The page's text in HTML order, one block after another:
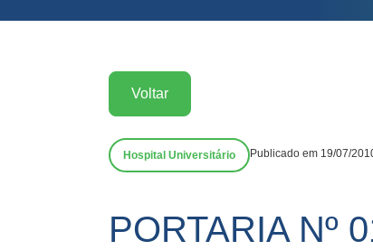
Voltar
Hospital Universitário Publicado em 19/07/
PORTARIA Nº